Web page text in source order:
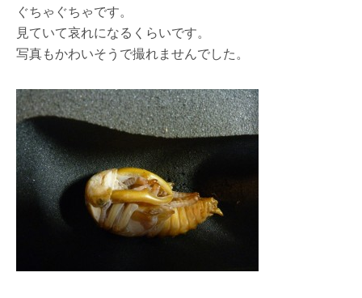
ぐちゃぐちゃです。
見ていて哀れになるくらいです。
写真もかわいそうで撮れませんでした。